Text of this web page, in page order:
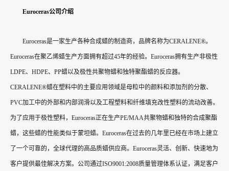
Euroceras公司介绍
Euroceras是一家生产各种合成蜡的制造商，品牌名称为CERALENE®。
Euroceras在聚乙烯蜡生产方面拥有超过45年的经验。Euroceras拥有生产非极性
LDPE、HDPE、PP蜡以及极性共聚物蜡和独特聚酯蜡的反应器。
CERALENE®蜡在塑料中的主要应用领域是母粒中的颜料和添加剂的分散、
PVC加工中的外部和内部润滑以及工程塑料和纤维填充改性塑料的流动改善。
为了应用于极性塑料，Euroceras正在生产PE/MAA共聚物蜡和独特的合成聚酯
蜡，这些蜡的性能类似于蒙坦蜡。Euroceras在过去的几年里已经在市场上建立
了一个可靠的，全球代理的高品质蜡供应商。Euroceras灵活、创新、快速地为
客户提供最佳解决方案。公司通过ISO9001:2008质量管理体系认证，满足客户